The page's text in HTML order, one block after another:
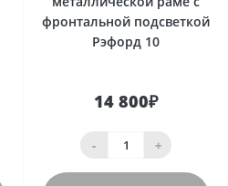
фронтальной подсветкой
Рэфорд 10
14 800₽
- +